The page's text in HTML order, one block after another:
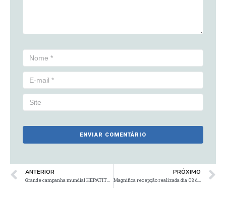
ANTERIOR
Grande campanha mundial HEPATITE ZERO, mais uma vez, o Rotary se faz presente
PRÓXIMO
Magnifica recepção realizada dia 08 de outubro na Casa da Amizade de São José dos Campos